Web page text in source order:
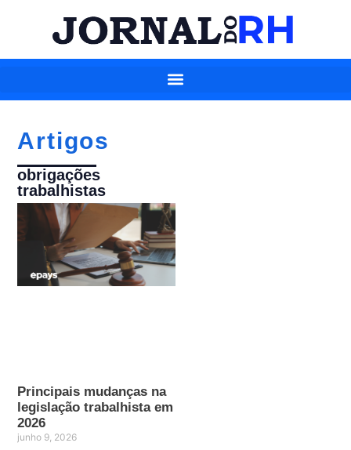
Artigos
obrigações
trabalhistas
Principais mudanças na
legislação trabalhista em
2026
junho 9, 2026